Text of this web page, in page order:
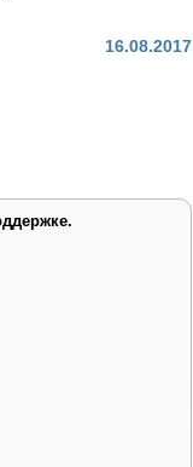
16.08.2017